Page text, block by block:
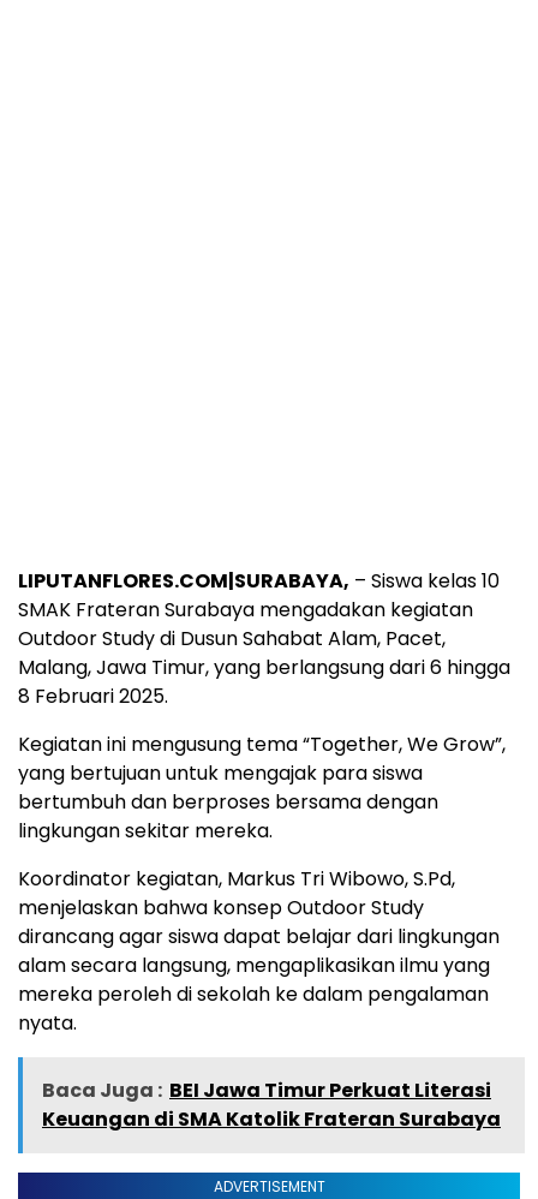
LIPUTANFLORES.COM|SURABAYA, – Siswa kelas 10
SMAK Frateran Surabaya mengadakan kegiatan
Outdoor Study di Dusun Sahabat Alam, Pacet,
Malang, Jawa Timur, yang berlangsung dari 6 hingga
8 Februari 2025.
Kegiatan ini mengusung tema “Together, We Grow”,
yang bertujuan untuk mengajak para siswa
bertumbuh dan berproses bersama dengan
lingkungan sekitar mereka.
Koordinator kegiatan, Markus Tri Wibowo, S.Pd,
menjelaskan bahwa konsep Outdoor Study
dirancang agar siswa dapat belajar dari lingkungan
alam secara langsung, mengaplikasikan ilmu yang
mereka peroleh di sekolah ke dalam pengalaman
nyata.
Baca Juga : BEI Jawa Timur Perkuat Literasi
Keuangan di SMA Katolik Frateran Surabaya
ADVERTISEMENT